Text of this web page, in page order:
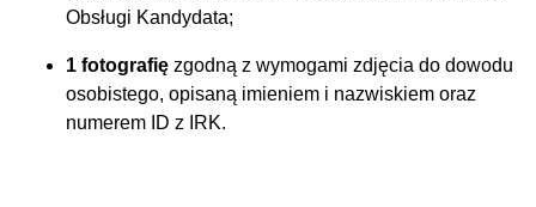
Obsługi Kandydata;
1 fotografię zgodną z wymogami zdjęcia do dowodu
osobistego, opisaną imieniem i nazwiskiem oraz
numerem ID z IRK.